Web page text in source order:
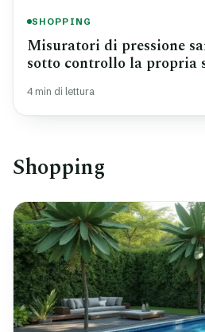
SHOPPING
Misuratori di pressione
sotto controllo la propria
4 min di lettura
Shopping